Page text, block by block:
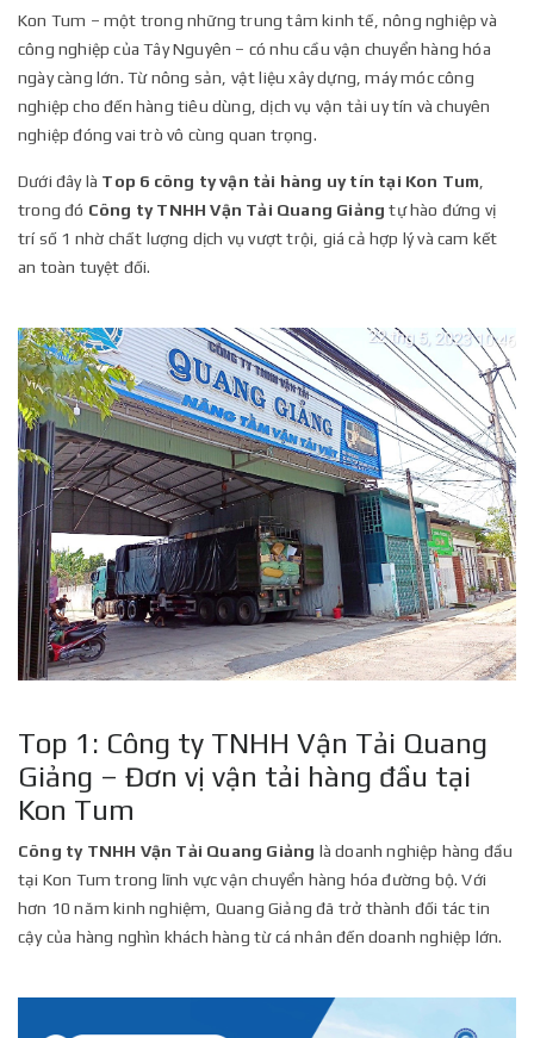
Kon Tum – một trong những trung tâm kinh tế, nông nghiệp và
công nghiệp của Tây Nguyên – có nhu cầu vận chuyển hàng hóa
ngày càng lớn. Từ nông sản, vật liệu xây dựng, máy móc công
nghiệp cho đến hàng tiêu dùng, dịch vụ vận tải uy tín và chuyên
nghiệp đóng vai trò vô cùng quan trọng.
Dưới đây là Top 6 công ty vận tải hàng uy tín tại Kon Tum,
trong đó Công ty TNHH Vận Tải Quang Giảng tự hào đứng vị
trí số 1 nhờ chất lượng dịch vụ vượt trội, giá cả hợp lý và cam kết
an toàn tuyệt đối.
Top 1: Công ty TNHH Vận Tải Quang
Giảng – Đơn vị vận tải hàng đầu tại
Kon Tum
Công ty TNHH Vận Tải Quang Giảng là doanh nghiệp hàng đầu
tại Kon Tum trong lĩnh vực vận chuyển hàng hóa đường bộ. Với
hơn 10 năm kinh nghiệm, Quang Giảng đã trở thành đối tác tin
cậy của hàng nghìn khách hàng từ cá nhân đến doanh nghiệp lớn.